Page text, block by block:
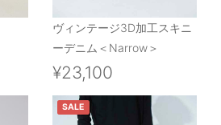
ヴィンテージ3D加工スキニ
ーデニム＜Narrow＞
¥23,100
SALE